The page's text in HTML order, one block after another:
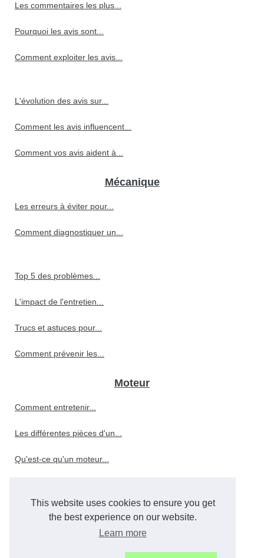
This website uses cookies to ensure you get
the best experience on our website.
Learn more
Les commentaires les plus...
Pourquoi les avis sont...
Comment exploiter les avis...
L'évolution des avis sur...
Comment les avis influencent...
Comment vos avis aident à...
Mécanique
Les erreurs à éviter pour...
Comment diagnostiquer un...
Top 5 des problèmes...
L'impact de l'entretien...
Trucs et astuces pour...
Comment prévenir les...
Moteur
Comment entretenir...
Les différentes pièces d'un...
Qu'est-ce qu'un moteur...
Le rôle crucial de l'huile...
Comment choisir le meilleur...